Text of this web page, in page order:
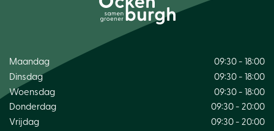
Maandag
09:30 - 18:00
Dinsdag
09:30 - 18:00
Woensdag
09:30 - 18:00
Donderdag
09:30 - 20:00
Vrijdag
09:30 - 20:00